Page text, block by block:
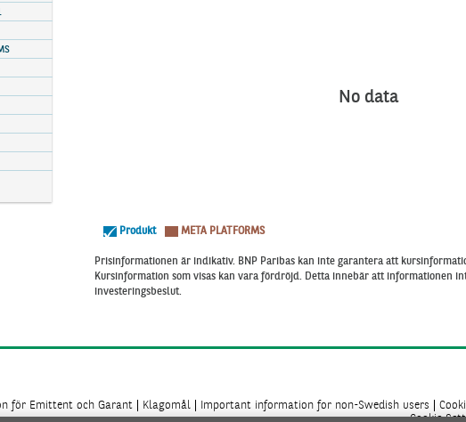
No data
Produkt META PLATFORMS
Prisinformationen är indikativ. BNP Paribas kan inte garantera att
Kursinformation som visas kan vara fördröjd. Detta innebär att informationen
investeringsbeslut.
för Emittent och Garant Klagomål Important information for non-Swedish users
Cookie